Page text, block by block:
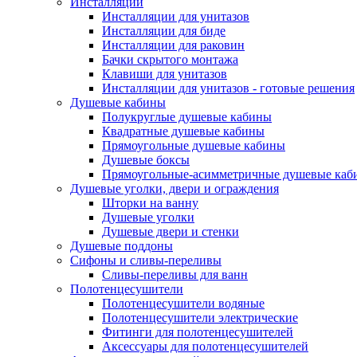
Инсталляции для унитазов
Инсталляции для биде
Инсталляции для раковин
Бачки скрытого монтажа
Клавиши для унитазов
Инсталляции для унитазов - готовые решения
Душевые кабины
Полукруглые душевые кабины
Квадратные душевые кабины
Прямоугольные душевые кабины
Душевые боксы
Прямоугольные-асимметричные душевые
Душевые уголки, двери и ограждения
Шторки на ванну
Душевые уголки
Душевые двери и стенки
Душевые поддоны
Сифоны и сливы-переливы
Сливы-переливы для ванн
Полотенцесушители
Полотенцесушители водяные
Полотенцесушители электрические
Фитинги для полотенцесушителей
Аксессуары для полотенцесушителей